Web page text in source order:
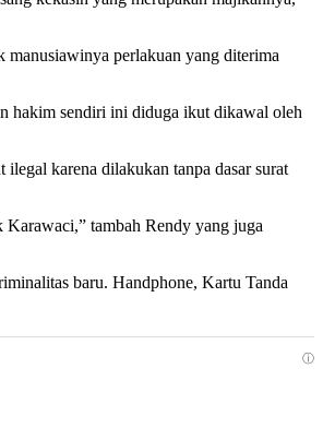
perlakuan yang diterima
hakim sendiri ini diduga ikut dikawal oleh
karena dilakukan tanpa dasar surat
tambah Rendy yang juga
baru. Handphone, Kartu Tanda
ⓘ